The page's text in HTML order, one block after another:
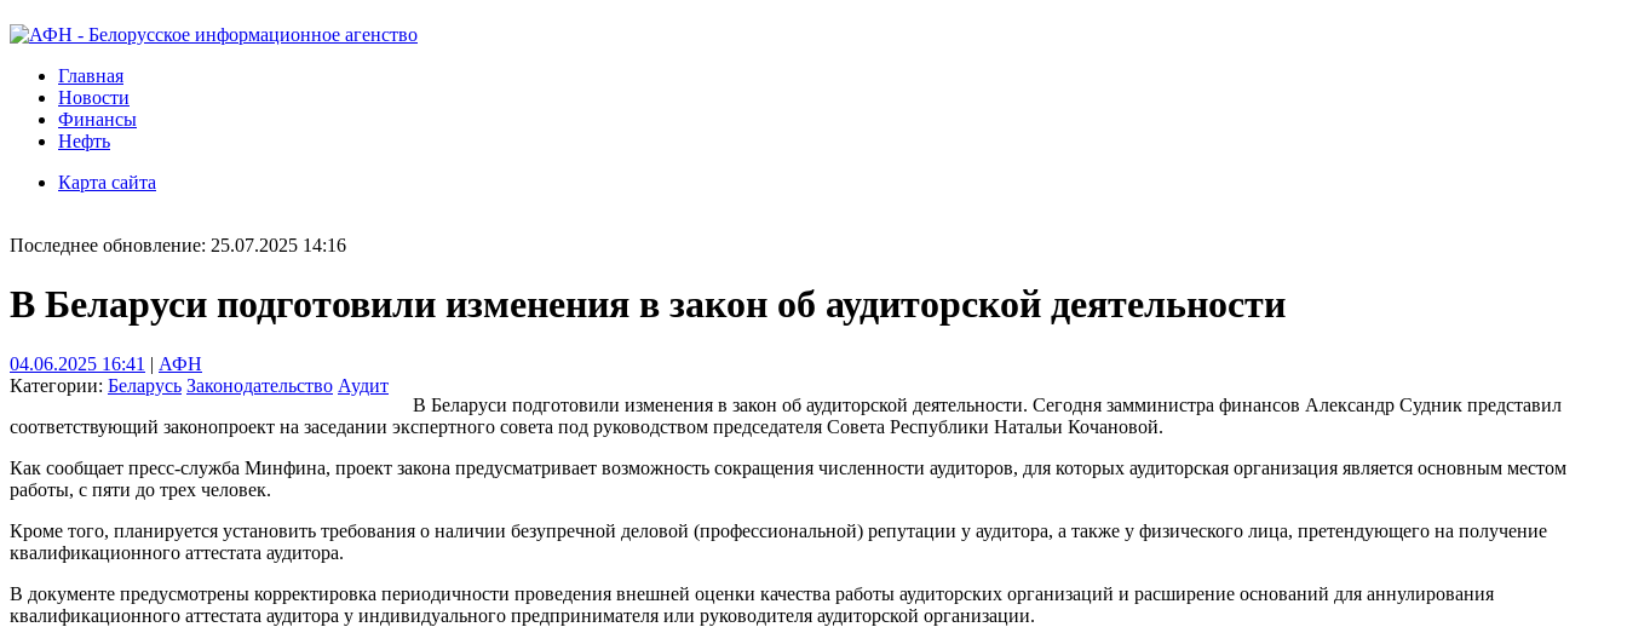
Главная
Новости
Финансы
Нефть
Карта сайта
Последнее обновление: 25.07.2025 14:16
В Беларуси подготовили изменения в закон об аудиторской деятельности
04.06.2025 16:41 | АФН
Категории: Беларусь Законодательство Аудит
В Беларуси подготовили изменения в закон об аудиторской деятельности. Сегодня замминистра финансов Александр Судник представил
соответствующий законопроект на заседании экспертного совета под руководством председателя Совета Республики Натальи Кочановой.
Как сообщает пресс-служба Минфина, проект закона предусматривает возможность сокращения численности аудиторов, для которых аудиторская организация является основным местом
работы, с пяти до трех человек.
Кроме того, планируется установить требования о наличии безупречной деловой (профессиональной) репутации у аудитора, а также у физического лица, претендующего на получение
квалификационного аттестата аудитора.
В документе предусмотрены корректировка периодичности проведения внешней оценки качества работы аудиторских организаций и расширение оснований для аннулирования
квалификационного аттестата аудитора у индивидуального предпринимателя или руководителя аудиторской организации.